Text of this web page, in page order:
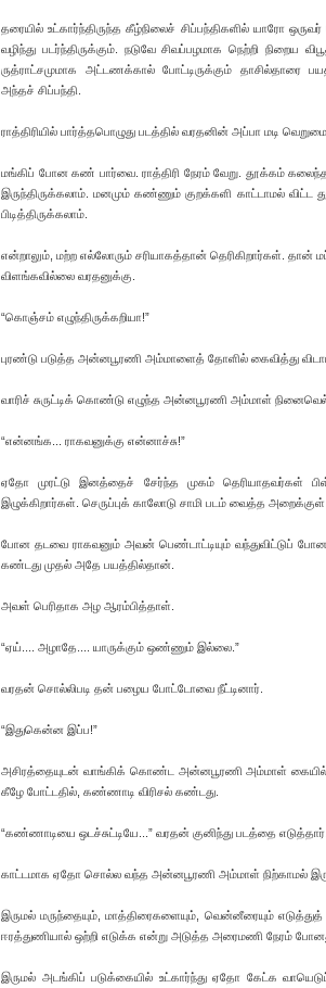
தரையில் உட்கார்ந்திருந்த கீழ்நிலைச் சிப்பந்திகளில் யாரோ
வழிந்து படர்ந்திருக்கும். நடுவே சிவப்பழமாக நெற்றி நிறைய
ருத்ராட்சமுமாக அட்டணக்கால் போட்டிருக்கும் தாசில்தாரை
அந்தச் சிப்பந்தி.
ராத்திரியில் பார்த்தபொழுது படத்தில் வரதனின் அப்பா மடி
மங்கிப் போன கண் பார்வை. ராத்திரி நேரம் வேறு. தூக்கம்
இருந்திருக்கலாம். மனமும் கண்ணும் குறக்களி காட்டாமல் விட்ட
பிடித்திருக்கலாம்.
என்றாலும், மற்ற எல்லோரும் சரியாகத்தான் தெரிகிறார்கள். தான்
விளங்கவில்லை வரதனுக்கு.
“கொஞ்சம் எழுந்திருக்கறியா!”
புரண்டு படுத்த அன்னபூரணி அம்மாளைத் தோளில் கைவித்து
வாரிச் சுருட்டிக் கொண்டு எழுந்த அன்னபூரணி அம்மாள்
“என்னங்க... ராகவனுக்கு என்னாச்சு!”
ஏதோ முரட்டு இனத்தைச் சேர்ந்த முகம் தெரியாதவர்கள்
இழுக்கிறார்கள். செருப்புக் காலோடு சாமி படம் வைத்த
போன தடவை ராகவனும் அவன் பெண்டாட்டியும் வந்துவிட்டுப்
கண்டது முதல் அதே பயத்தில்தான்.
அவள் பெரிதாக அழ ஆரம்பித்தாள்.
“ஏய்.... அழாதே.... யாருக்கும் ஒண்ணும் இல்லை.”
வரதன் சொல்லிபடி தன் பழைய போட்டோவை நீட்டினார்.
“இதுகென்ன இப்ப!”
அசிரத்தையுடன் வாங்கிக் கொண்ட அன்னபூரணி அம்மாள்
கீழே போட்டதில், கண்ணாடி விரிசல் கண்டது.
“கண்ணாடியை ஒடச்சுட்டியே...” வரதன் குனிந்து படத்தை எடுத்தார்.
காட்டமாக ஏதோ சொல்ல வந்த அன்னபூரணி அம்மாள் நிற்காமல்
இருமல் மருந்தையும், மாத்திரைகளையும், வென்னீரையும்
ஈரத்துணியால் ஒற்றி எடுக்க என்று அடுத்த அரைமணி நேரம்
இருமல் அடங்கிப் படுக்கையில் உட்கார்ந்து ஏதோ கேட்க